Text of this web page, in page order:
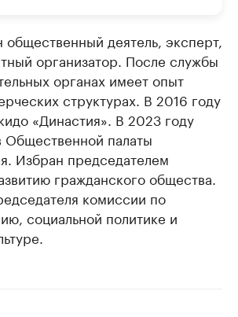
общественный деятель, эксперт,
организатор. После службы
органах имеет опыт
структурах. В 2016 году
«Династия». В 2023 году
Общественной палаты
Избран председателем
гражданского общества.
комиссии по
социальной политике и